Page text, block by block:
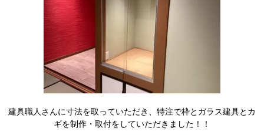
建具職人さんに寸法を取っていただき、特注で枠とガラス建具とカ
ギを制作・取付をしていただきました！！